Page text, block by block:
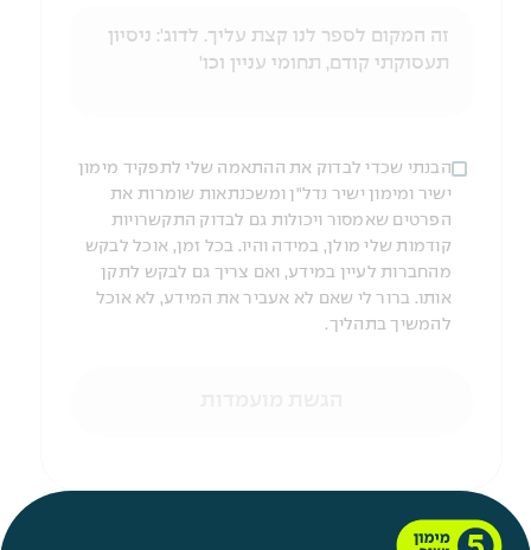
הבנתי שכדי לבדוק את ההתאמה שלי לתפקיד מימון
ישיר ומימון ישיר נדל"ן ומשכנתאות שומרות את
הפרטים שאמסור ויכולות גם לבדוק התקשרויות
קודמות שלי מולן, במידה והיו. בכל זמן, אוכל לבקש
מהחברות לעיין במידע, ואם צריך גם לבקש לתקן
אותו. ברור לי שאם לא אעביר את המידע, לא אוכל
להמשיך בתהליך.